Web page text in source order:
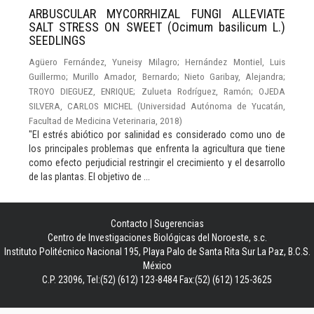
ARBUSCULAR MYCORRHIZAL FUNGI ALLEVIATE
SALT STRESS ON SWEET (Ocimum basilicum L.)
SEEDLINGS
Agüero Fernández, Yuneisy Milagro; Hernández Montiel, Luis
Guillermo;Murillo Amador, Bernardo; Nieto Garibay, Alejandra;
TROYO DIEGUEZ, ENRIQUE; Zulueta Rodríguez, Ramón;OJEDA
SILVERA, CARLOS MICHEL
(Universidad Autónoma de Yucatán,
Facultad de Medicina Veterinaria 2018)
"El estrés abiótico por salinidad es considerado como uno de
los principales problemas que enfrenta la agricultura que tiene
como efecto perjudicial restringir el crecimiento y el desarrollo
de las plantas. El objetivo de ...
Contacto
Sugerencias
Centro de Investigaciones Biológicas del Noroeste, s.c.
Instituto Politécnico Nacional 195, Playa Palo de Santa Rita Sur La Paz, B.C.S.
México
C.P. 23096, Tel:(52) (612) 123-8484 Fax:(52) (612) 125-3625